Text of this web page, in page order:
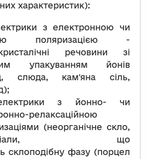
характеристик):
з електронною чи
поляризацією -
речовини зі
упакуванням йонів
слюда, кам'яна сіль,
з йонно- чи
релаксаційною
(неорганічне скло,
що
склоподібну фазу (порцел